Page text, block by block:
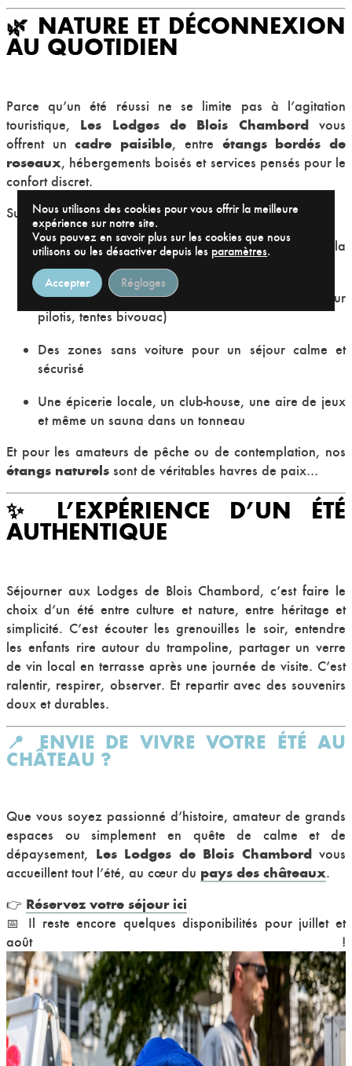
🌿 NATURE ET DÉCONNEXION
AU QUOTIDIEN
Parce qu’un été réussi ne se limite pas à l’agitation
touristique, Les Lodges de Blois Chambordvous
offrent uncadre paisible, entre étangs bordés de
roseaux, hébergements boisés et services pensés pour le
confort discret.
Sur place, vous profitez de :
Une piscine chauffée et couverte, ouverte toute la
saison
Des hébergements en bois (chalets, cabanes sur
pilotis, tentes bivouac)
Des zones sans voiture pour un séjour calme et
sécurisé
Une épicerie locale, un club-house, une aire de jeux
et même un sauna dans un tonneau
Et pour les amateurs de pêche ou de contemplation, nos
étangs naturels sont de véritables havres de paix…
✨ L’EXPÉRIENCE D’UN ÉTÉ
AUTHENTIQUE
Séjourner aux Lodges de Blois Chambord, c’est faire le
choix d’un été entre culture et nature, entre héritage et
simplicité. C’est écouter les grenouilles le soir, entendre
les enfants rire autour du trampoline, partager un verre
de vin local en terrasse après une journée de visite. C’est
ralentir, respirer, observer. Et repartir avec des souvenirs
doux et durables.
📍 ENVIE DE VIVRE VOTRE ÉTÉ AU
CHÂTEAU ?
Que vous soyez passionné d’histoire, amateur de grands
espaces ou simplement en quête de calme et de
dépaysement, Les Lodges de Blois Chambordvous
accueillent tout l’été, au cœur du pays des châteaux.
👉 Réservez votre séjour ici
📅 Il reste encore quelques disponibilités pour juillet et
août !
Nous utilisons des cookies pour vous offrir la meilleure
expérience sur notre site.
Vous pouvez en savoir plus sur les cookies que nous
utilisons ou les désactiver depuis les paramètres.
Accepter Réglages